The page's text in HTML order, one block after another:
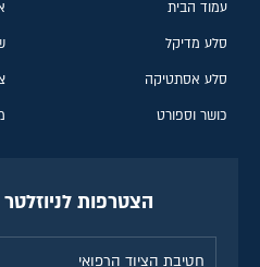
עמוד הבית
סלע מדיקל
סלע אסתטיקה
כושר וספורט
הצטרפות